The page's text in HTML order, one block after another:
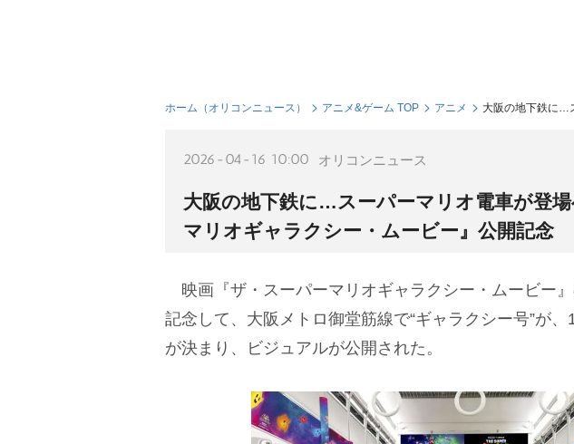
ホーム（オリコンニュース） アニメ&ゲーム TOP アニメ 大阪の地下鉄に…
2026-04-16 10:00 オリコンニュース
大阪の地下鉄に…スーパーマリオ電車が登
マリオギャラクシー・ムービー』公開記念
映画『ザ・スーパーマリオギャラクシー・ムービー
記念して、大阪メトロ御堂筋線で“ギャラクシー号”が
が決まり、ビジュアルが公開された。